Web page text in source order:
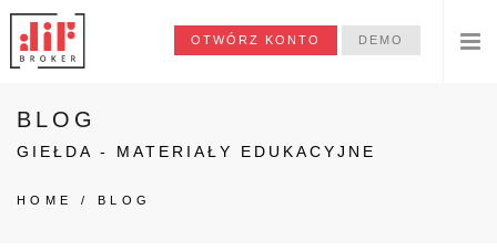
OTWÓRZ KONTO DEMO
BLOG
GIEŁDA - MATERIAŁY EDUKACYJNE
HOME / BLOG